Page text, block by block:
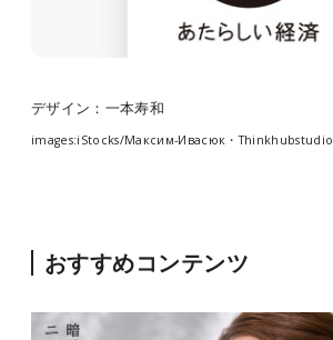
デザイン：一本寿和
images:iStocks/Максим-Ивасюк・Thinkhubstudio
おすすめコンテンツ